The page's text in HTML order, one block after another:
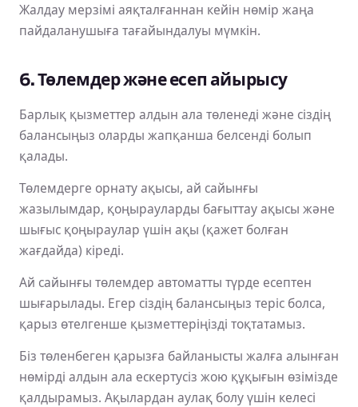
Жалдау мерзімі аяқталғаннан кейін нөмір жаңа
пайдаланушыға тағайындалуы мүмкін.
6. Төлемдер және есеп айырысу
Барлық қызметтер алдын ала төленеді және сіздің
балансыңыз оларды жапқанша белсенді болып
қалады.
Төлемдерге орнату ақысы, ай сайынғы
жазылымдар, қоңырауларды бағыттау ақысы және
шығыс қоңыраулар үшін ақы (қажет болған
жағдайда) кіреді.
Ай сайынғы төлемдер автоматты түрде есептен
шығарылады. Егер сіздің балансыңыз теріс болса,
қарыз өтелгенше қызметтеріңізді тоқтатамыз.
Біз төленбеген қарызға байланысты жалға алынған
нөмірді алдын ала ескертусіз жою құқығын өзімізде
қалдырамыз. Ақылардан аулақ болу үшін келесі